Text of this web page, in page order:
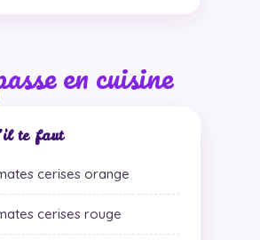
en cuisine
te faut
cerises orange
cerises rouge